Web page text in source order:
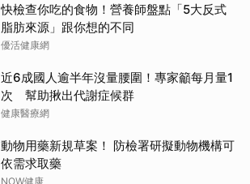
快檢查你吃的食物！營養師盤點「5大反式
脂肪來源」跟你想的不同
優活健康網
近6成國人逾半年沒量腰圍！專家籲每月量1
次 幫助揪出代謝症候群
健康醫療網
動物用藥新規草案！ 防檢署研擬動物機構可
依需求取藥
NOW健康